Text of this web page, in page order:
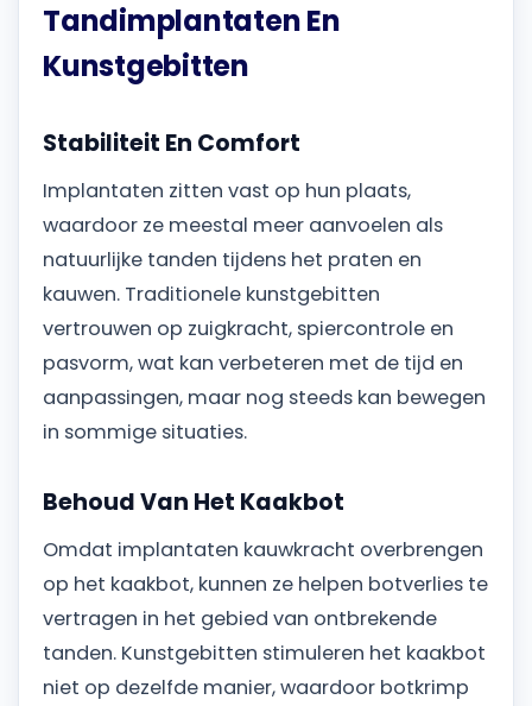
Tandimplantaten En
Kunstgebitten
Stabiliteit En Comfort
Implantaten zitten vast op hun plaats,
waardoor ze meestal meer aanvoelen als
natuurlijke tanden tijdens het praten en
kauwen. Traditionele kunstgebitten
vertrouwen op zuigkracht, spiercontrole en
pasvorm, wat kan verbeteren met de tijd en
aanpassingen, maar nog steeds kan bewegen
in sommige situaties.
Behoud Van Het Kaakbot
Omdat implantaten kauwkracht overbrengen
op het kaakbot, kunnen ze helpen botverlies te
vertragen in het gebied van ontbrekende
tanden. Kunstgebitten stimuleren het kaakbot
niet op dezelfde manier, waardoor botkrimp